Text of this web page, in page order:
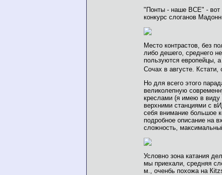
"Понты - наше ВСЕ" - вот
конкурс слоганов
Место контрастов, без
либо дешего, среднего
пользуются европейцы,
Сочах в августе.
Но для всего этого
великолепную
креслами (я имею в
верхними станциями с
себя внимание большое
подробное описание на
сложность,
Условно зона катания
мы приехали, средняя
м., оченбь похожа на